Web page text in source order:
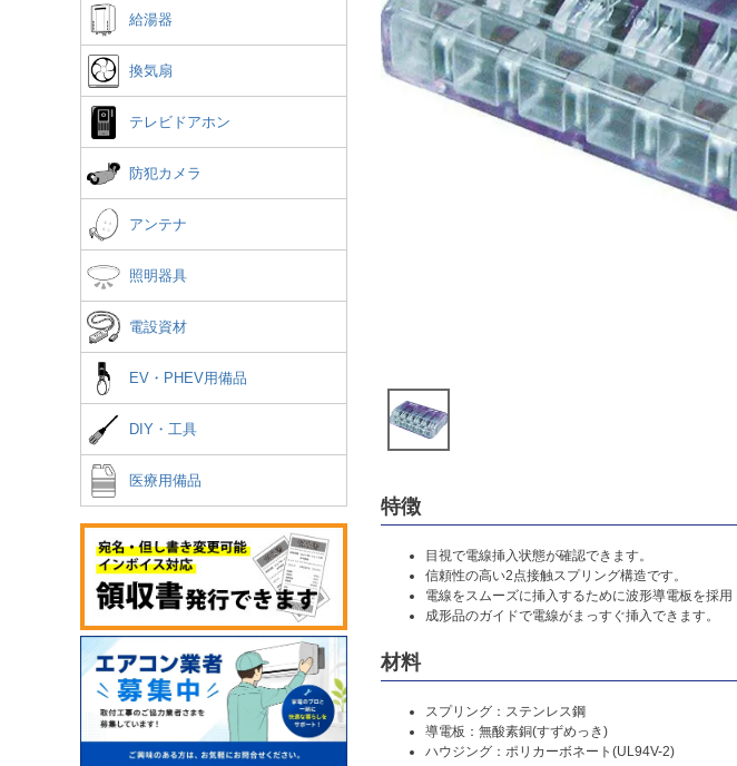
給湯器
換気扇
テレビドアホン
防犯カメラ
アンテナ
照明器具
電設資材
EV・PHEV用備品
DIY・工具
医療用備品
特徴
目視で電線挿入状態が確認できます。
信頼性の高い2点接触スプリング構造です。
電線をスムーズに挿入するために波形導電板を採用
成形品のガイドで電線がまっすぐ挿入できます。
材料
スプリング：ステンレス鋼
導電板：無酸素銅(すずめっき)
ハウジング：ポリカーボネート(UL94V-2)